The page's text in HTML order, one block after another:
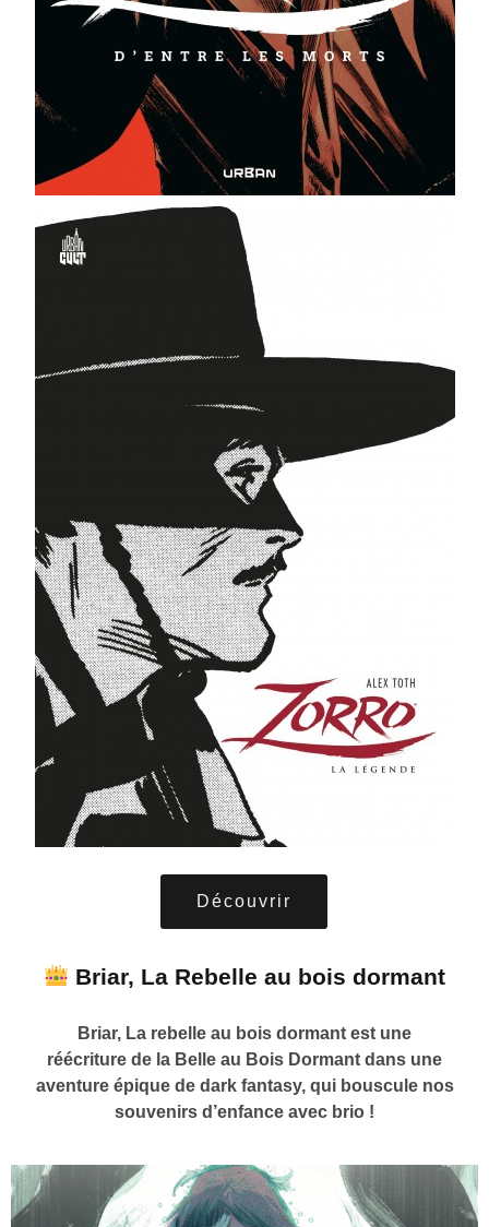
Découvrir
Briar, La Rebelle au bois dormant
Briar, La rebelle au bois dormant est une
réécriture de la Belle au Bois Dormant dans une
aventure épique de dark fantasy, qui bouscule nos
souvenirs d’enfance avec brio !